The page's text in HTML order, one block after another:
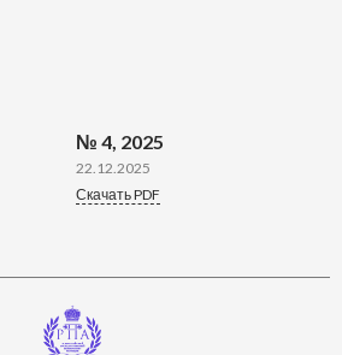
№ 4, 2025
22.12.2025
Скачать PDF